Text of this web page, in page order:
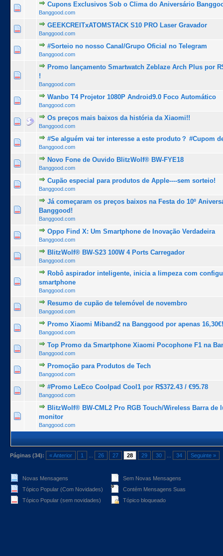
Cupons Exclusivos Sob o Clima do Aniversário
Banggood.com
1 Voto(s) - 5 de 5 na totalidade
12 345
GEEKCREITxATOMSTACK S10 PRO Laser Gravador
Banggood.com
0 Voto(s) - 0 de 5 na totalidade
123 45
#Sorteio no nosso Canal/Grupo Oficial no Telegram
Banggood.com
1 Voto(s) - 5 de 5 na totalidade
1 2345
Promo lançamento Smartwatch Zeblaze Arch Plus por
!
Banggood.com
Wanbo T4 Projetor 1080P Android9.0 Foco Automático
Banggood.com
0 Voto(s) - 0 de 5 na totalidade
1 2345
Os preços mais baixos da história da Xiaomi!!
Banggood.com
1 Voto(s) - 5 de 5 na totalidade
12345
#Se alguém vai ter interesse a este produto？ #Cupom
Banggood.com
1 Voto(s) - 5 de 5 na totalidade
1 2345
Novo Fone de Ouvido BlitzWolf® BW-FYE18
Banggood.com
0 Voto(s) - 0 de 5 na totalidade
1234 5
Cupão especial para produtos de Apple----sem sorteio!
Banggood.com
1 Voto(s) - 5 de 5 na totalidade
123 45
Já começaram os preços baixos na Festa do 10º
Banggood!
Banggood.com
Oppo Find X: Um Smartphone de Inovação Verdadeira
Banggood.com
1 Voto(s) - 5 de 5 na totalidade
12345
BlitzWolf® BW-S23 100W 4 Ports Carregador
Banggood.com
0 Voto(s) - 0 de 5 na totalidade
12345
Robô aspirador inteligente, inicia a limpeza com
smartphone
Banggood.com
1 Voto(s) - 5 de 5 na totalidade
Resumo de cupão de telemóvel de novembro
Banggood.com
1 Voto(s) - 5 de 5 na totalidade
1 23 45
Promo Xiaomi Miband2 na Banggood por apenas 16,30€!
Banggood.com
1 Voto(s) - 5 de 5 na totalidade
12345
Top Promo da Smartphone Xiaomi Pocophone F1 na
Banggood.com
1 Voto(s) - 5 de 5 na totalidade
12 345
Promoção para Produtos de Tech
Banggood.com
0 Voto(s) - 0 de 5 na totalidade
12345
#Promo LeEco Coolpad Cool1 por R$372.43 / €95.78
Banggood.com
1 Voto(s) - 5 de 5 na totalidade
12345
BlitzWolf® BW-CML2 Pro RGB Touch/Wireless Barra de
monitor
Banggood.com
0 Voto(s) - 0 de 5 na totalidade
Páginas (34): « Anterior 1 26 27 28 29 30 34 Seguinte »
Novas Mensagens
Tópico Popular (Com Novidades)
Tópico Popular (sem novidades)
Sem Novas Mensagens
Contém Mensagens Suas
Tópico bloqueado